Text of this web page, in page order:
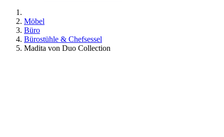
Möbel
Büro
Bürostühle & Chefsessel
Madita von Duo Collection